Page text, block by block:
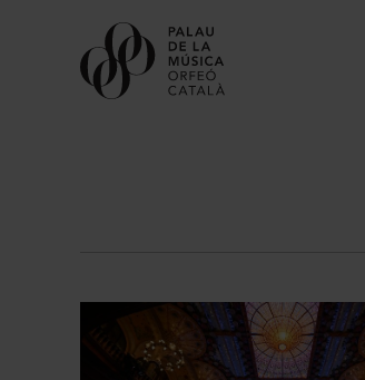
Orfeó Català
Escola Coral